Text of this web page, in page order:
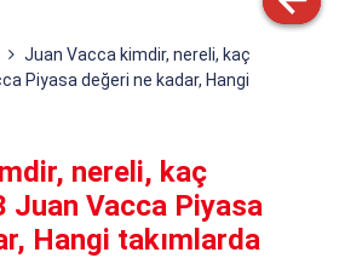
Juan Vacca kimdir, nereli, kaç
Piyasa değeri ne kadar, Hangi
nereli, kaç
Juan Vacca Piyasa
Hangi takımlarda